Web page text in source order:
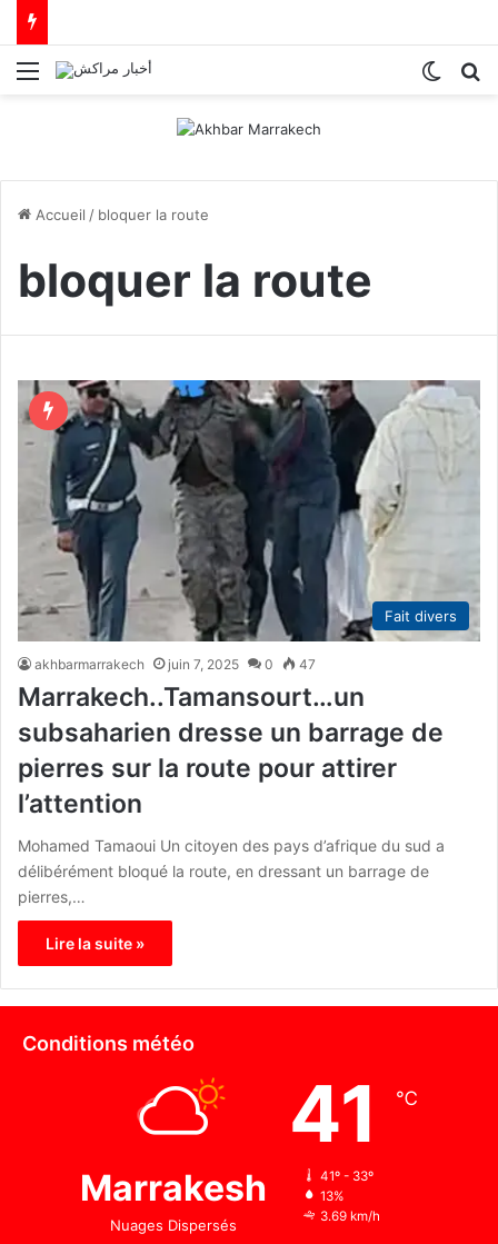
Menu
Accueil / bloquer la route
bloquer la route
Fait divers
akhbarmarrakech juin 7, 2025 0 47
Marrakech..Tamansourt…un
subsaharien dresse un barrage de
pierres sur la route pour attirer
l’attention
Mohamed Tamaoui Un citoyen des pays d’afrique du sud a
délibérément bloqué la route, en dressant un barrage de
pierres,…
Lire la suite »
Conditions météo
Marrakesh
Nuages Dispersés
41 ℃
41º - 33º
13%
3.69 km/h